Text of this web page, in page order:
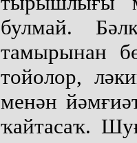
булмай.
тамырынан
тойолор,
менән
ҡайтасаҡ.